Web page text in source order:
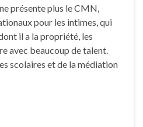
présente plus le CMN,
pour les intimes, qui
il a la propriété, les
avec beaucoup de talent.
scolaires et de la médiation